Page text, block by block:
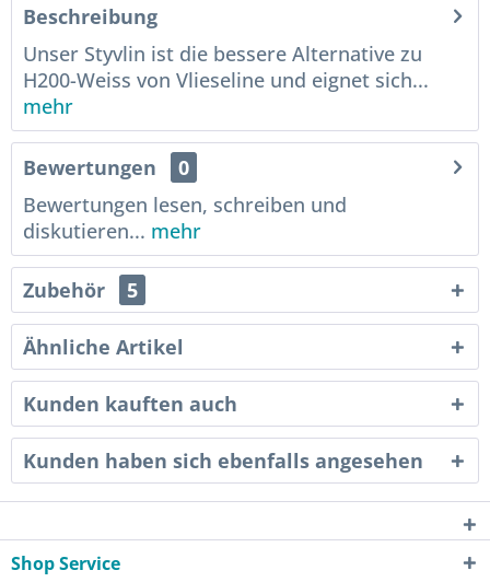
Beschreibung
Unser Styvlin ist die bessere Alternative zu
H200-Weiss von Vlieseline und eignet sich...
mehr
Bewertungen
0
Bewertungen lesen, schreiben und
diskutieren... mehr
Zubehör 5
Ähnliche Artikel
Kunden kauften auch
Kunden haben sich ebenfalls angesehen
Shop Service